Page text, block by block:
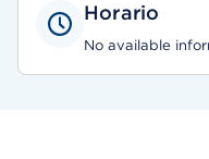
Horario
No available